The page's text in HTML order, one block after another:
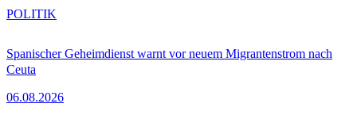
Spanischer Geheimdienst warnt vor neuem Migrantenstrom nach
Ceuta
06.08.2026
POLITIK